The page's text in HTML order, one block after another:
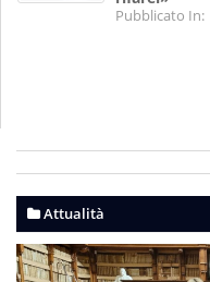
Pubblicato In:
Attualità